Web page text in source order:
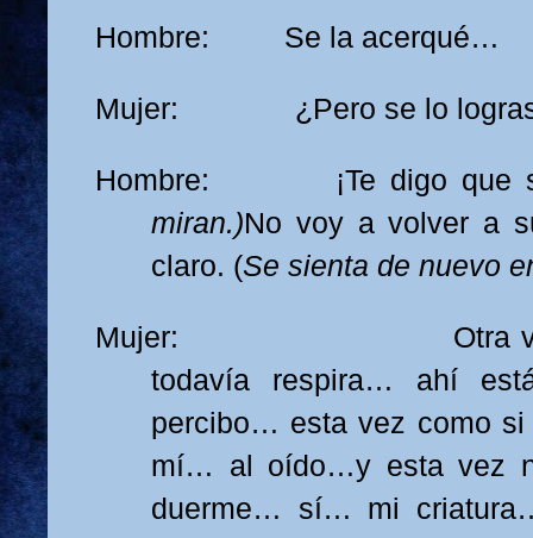
Hombre: Se la acerqué…
Mujer: ¿Pero se lo
Hombre: ¡Te digo que
miran.)No voy a volver a
claro. (Se sienta de nuevo
Mujer: Otra vez…
todavía respira… ahí
percibo… esta vez como
mí… al oído…y esta vez
duerme… sí… mi